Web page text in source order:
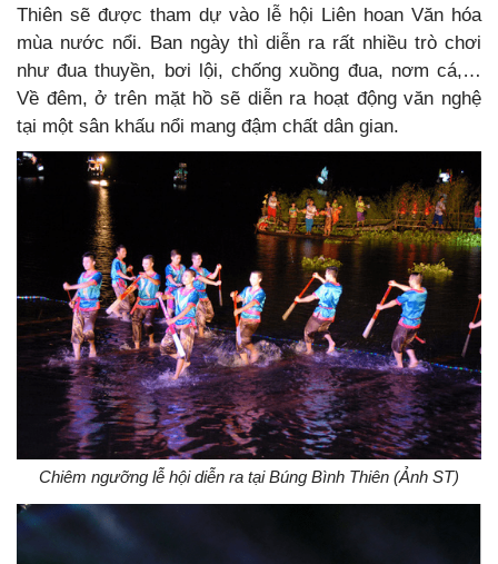
Thiên sẽ được tham dự vào lễ hội Liên hoan Văn hóa
mùa nước nổi. Ban ngày thì diễn ra rất nhiều trò chơi
như đua thuyền, bơi lội, chống xuồng đua, nơm cá,…
Về đêm, ở trên mặt hồ sẽ diễn ra hoạt động văn nghệ
tại một sân khấu nổi mang đậm chất dân gian.
Chiêm ngưỡng lễ hội diễn ra tại Búng Bình Thiên (Ảnh ST)